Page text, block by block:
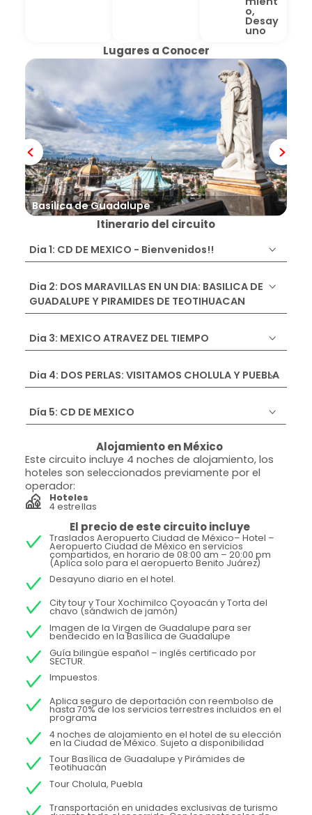
o,
Desay
uno
Lugares a Conocer
Basilica de Guadalupe
Itinerario del circuito
Dia 1: CD DE MEXICO - Bienvenidos!!
Dia 2: DOS MARAVILLAS EN UN DIA: BASILICA DE
GUADALUPE Y PIRAMIDES DE TEOTIHUACAN
Dia 3: MEXICO ATRAVEZ DEL TIEMPO
Dia 4: DOS PERLAS: VISITAMOS CHOLULA Y PUEBLA
Día 5: CD DE MEXICO
Alojamiento en México
Este circuito incluye 4 noches de alojamiento, los
hoteles son seleccionados previamente por el
operador:
Hoteles
4 estrellas
El precio de este circuito incluye
Traslados Aeropuerto Ciudad de México– Hotel –
Aeropuerto Ciudad de México en servicios
compartidos, en horario de 08:00 am – 20:00 pm
(Aplica solo para el aeropuerto Benito Juárez)
Desayuno diario en el hotel.
City tour y Tour Xochimilco Coyoacán y Torta del
chavo (sándwich de jamón)
Imagen de la Virgen de Guadalupe para ser
bendecido en la Basílica de Guadalupe
Guía bilingüe español – inglés certificado por
SECTUR.
Impuestos.
Aplica seguro de deportación con reembolso de
hasta 70% de los servicios terrestres incluidos en el
programa
4 noches de alojamiento en el hotel de su elección
en la Ciudad de México. Sujeto a disponibilidad
Tour Basílica de Guadalupe y Pirámides de
Teotihuacán
Tour Cholula, Puebla
Transportación en unidades exclusivas de turismo